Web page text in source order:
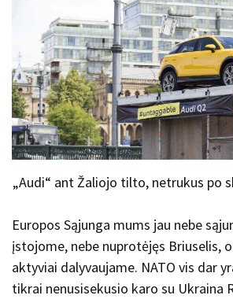
„Audi“ ant Žaliojo tilto, netrukus po
Europos Sąjunga mums jau nebe
įstojome, nebe nuprotėjęs Briuselis,
aktyviai dalyvaujame. NATO vis dar
tikrai nenusisekusio karo su Ukraina